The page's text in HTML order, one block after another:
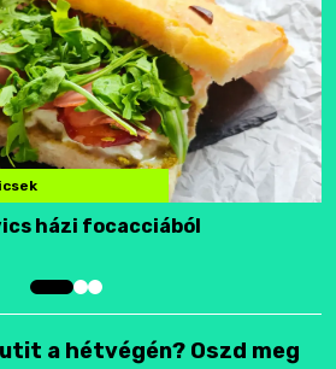
házi focacciából
a hétvégén? Oszd meg